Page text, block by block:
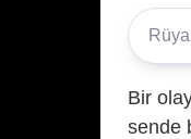
Bir
sende